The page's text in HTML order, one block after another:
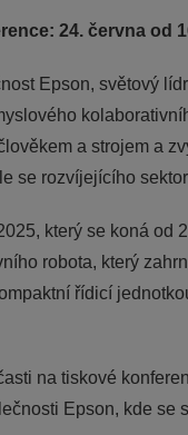
24. června od
Epson, světový
a strojem a
se rozvíjejícího
který se koná od
robota, který
řídicí
na tiskové
Epson, kde se